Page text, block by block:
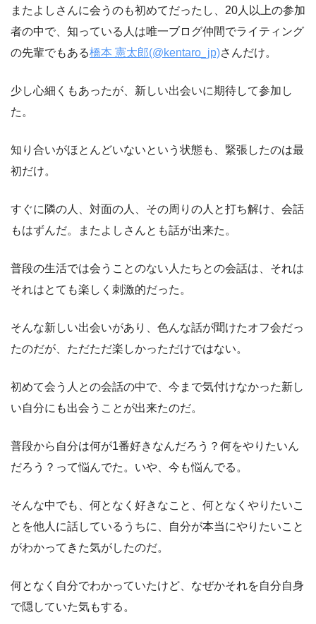
またよしさんに会うのも初めてだったし、20人以上の参加
者の中で、知っている人は唯一ブログ仲間でライティング
の先輩でもある橋本 憲太郎(@kentaro_jp)さんだけ。
少し心細くもあったが、新しい出会いに期待して参加し
た。
知り合いがほとんどいないという状態も、緊張したのは最
初だけ。
すぐに隣の人、対面の人、その周りの人と打ち解け、会話
もはずんだ。またよしさんとも話が出来た。
普段の生活では会うことのない人たちとの会話は、それは
それはとても楽しく刺激的だった。
そんな新しい出会いがあり、色んな話が聞けたオフ会だっ
たのだが、ただただ楽しかっただけではない。
初めて会う人との会話の中で、今まで気付けなかった新し
い自分にも出会うことが出来たのだ。
普段から自分は何が1番好きなんだろう？何をやりたいん
だろう？って悩んでた。いや、今も悩んでる。
そんな中でも、何となく好きなこと、何となくやりたいこ
とを他人に話しているうちに、自分が本当にやりたいこと
がわかってきた気がしたのだ。
何となく自分でわかっていたけど、なぜかそれを自分自身
で隠していた気もする。